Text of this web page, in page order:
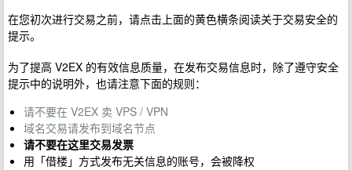
在您初次进行交易之前，请点击上面的黄色横条阅读关于交易安全的
提示。
为了提高 V2EX 的有效信息质量，在发布交易信息时，除了遵守安全
提示中的说明外，也请注意下面的规则：
请不要在 V2EX 卖 VPS / VPN
域名交易请发布到域名节点
请不要在这里交易发票
用「借楼」方式发布无关信息的账号，会被降权